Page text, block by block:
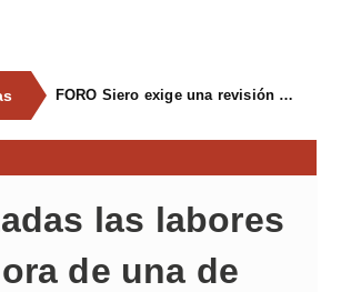
FORO Siero exige una revisión integral del servicio de recogida de residuos para acabar con los contenedores desbordados y la imagen de abandono del concejo
las labores
de una de